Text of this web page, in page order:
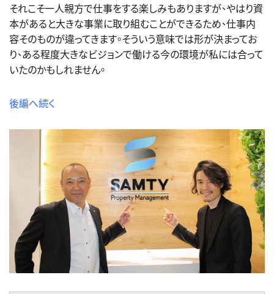
それこそ一人親方で仕事をする楽しみもありますが、やはり資
本があると大きな事業に取り組むことができるため、仕事内
容そのものが違ってきます。そういう意味では形が決まってお
り、ある程度大きなビジョンで働ける今の環境が私には合って
いたのかもしれません。
後編へ続く